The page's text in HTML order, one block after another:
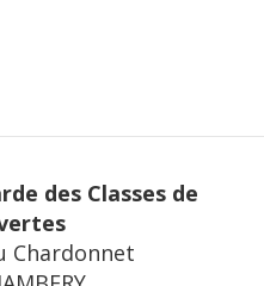
des Classes de
Chardonnet